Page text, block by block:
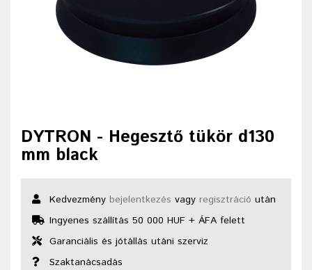
DYTRON - Hegesztő tükör d130
mm black
Kedvezmény bejelentkezés vagy regisztráció után
Ingyenes szállítás 50 000 HUF + ÁFA felett
Garanciális és jótállás utáni szerviz
Szaktanácsadás